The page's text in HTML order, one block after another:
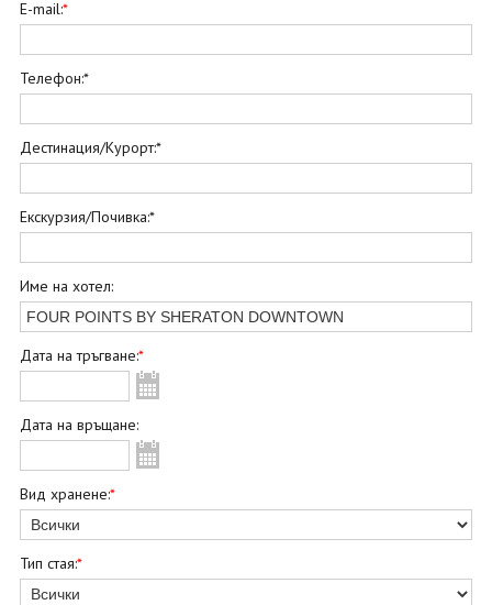
ФИРМЕНИ ДОКУМЕНТИ
0700 144 34
ПОСЛЕДВАЙТЕ НИ
E-mail:*
Телефон:*
Дестинация/Курорт:*
Екскурзия/Почивка:*
Име на хотел:
Дата на тръгване:*
Дата на връщане:
Вид хранене:*
Тип стая:*